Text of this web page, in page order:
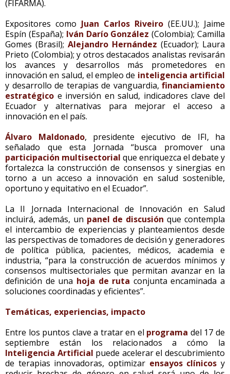
(FIFARMA).
Expositores como Juan Carlos Riveiro (EE.UU.); Jaime
Espín (España); Iván Darío González (Colombia); Camilla
Gomes (Brasil); Alejandro Hernández (Ecuador); Laura
Prieto (Colombia); y otros destacados analistas revisarán
los avances y desarrollos más prometedores en
innovación en salud, el empleo de inteligencia artificial
y desarrollo de terapias de vanguardia, financiamiento
estratégico e inversión en salud, indicadores clave del
Ecuador y alternativas para mejorar el acceso a
innovación en el país.
Álvaro Maldonado, presidente ejecutivo de IFI, ha
señalado que esta Jornada “busca promover una
participación multisectorial que enriquezca el debate y
fortalezca la construcción de consensos y sinergias en
torno a un acceso a innovación en salud sostenible,
oportuno y equitativo en el Ecuador”.
La II Jornada Internacional de Innovación en Salud
incluirá, además, un panel de discusión que contempla
el intercambio de experiencias y planteamientos desde
las perspectivas de tomadores de decisión y generadores
de política pública, pacientes, médicos, academia e
industria, “para la construcción de acuerdos mínimos y
consensos multisectoriales que permitan avanzar en la
definición de una hoja de ruta conjunta encaminada a
soluciones coordinadas y eficientes”.
Temáticas, experiencias, impacto
Entre los puntos clave a tratar en el programa del 17 de
septiembre están los relacionados a cómo la
Inteligencia Artificial puede acelerar el descubrimiento
de terapias innovadoras, optimizar ensayos clínicos y